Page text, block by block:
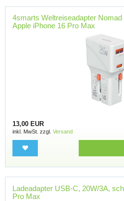
4smarts Weltreiseadapter
Apple iPhone 16 Pro Max
13,00 EUR
inkl. MwSt. zzgl. Versand
Ladeadapter USB-C, 20W/3A,
Pro Max